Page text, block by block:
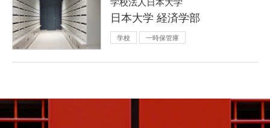
学校法人日本大学
日本大学 経済学部
学校 一時保管庫